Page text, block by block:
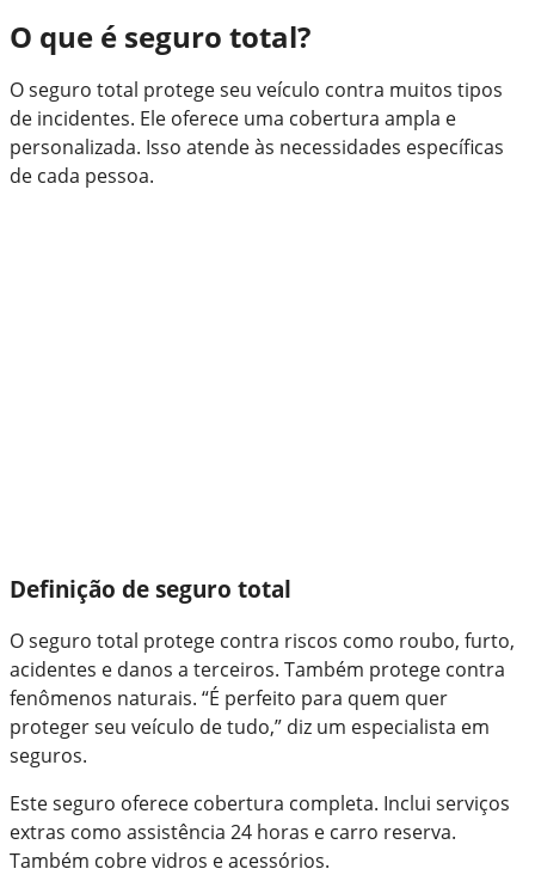
O que é seguro total?
O seguro total protege seu veículo contra muitos tipos
de incidentes. Ele oferece uma cobertura ampla e
personalizada. Isso atende às necessidades específicas
de cada pessoa.
Definição de seguro total
O seguro total protege contra riscos como roubo, furto,
acidentes e danos a terceiros. Também protege contra
fenômenos naturais. “É perfeito para quem quer
proteger seu veículo de tudo,” diz um especialista em
seguros.
Este seguro oferece cobertura completa. Inclui serviços
extras como assistência 24 horas e carro reserva.
Também cobre vidros e acessórios.